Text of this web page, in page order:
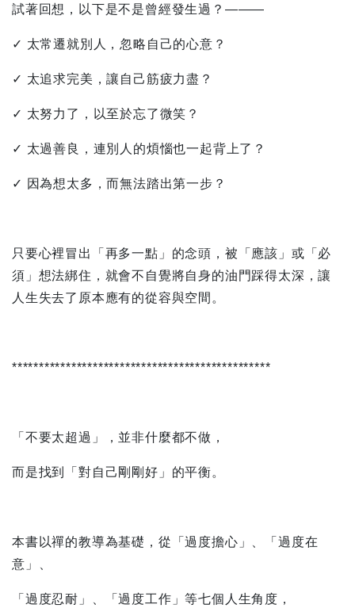
試著回想，以下是不是曾經發生過？———
✓ 太常遷就別人，忽略自己的心意？
✓ 太追求完美，讓自己筋疲力盡？
✓ 太努力了，以至於忘了微笑？
✓ 太過善良，連別人的煩惱也一起背上了？
✓ 因為想太多，而無法踏出第一步？
只要心裡冒出「再多一點」的念頭，被「應該」或「必
須」想法綁住，就會不自覺將自身的油門踩得太深，讓
人生失去了原本應有的從容與空間。
************************************************
「不要太超過」，並非什麼都不做，
而是找到「對自己剛剛好」的平衡。
本書以禪的教導為基礎，從「過度擔心」、「過度在
意」、
「過度忍耐」、「過度工作」等七個人生角度，